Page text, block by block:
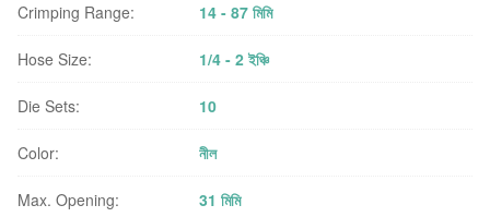
Crimping Range: 14 - 87 মিমি
Hose Size: 1/4 - 2 ইঞ্চি
Die Sets: 10
Color: নীল
Max. Opening: 31 মিমি